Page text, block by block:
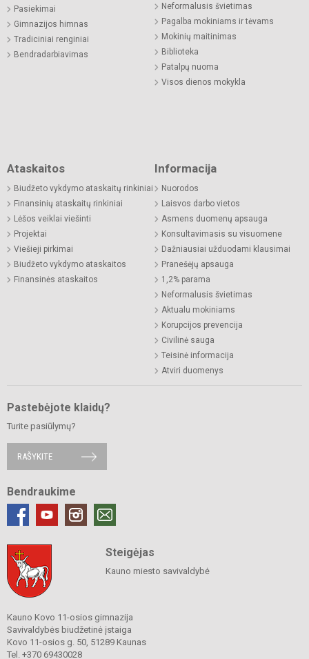
Pasiekimai
Gimnazijos himnas
Tradiciniai renginiai
Bendradarbiavimas
Neformalusis švietimas
Pagalba mokiniams ir tėvams
Mokinių maitinimas
Biblioteka
Patalpų nuoma
Visos dienos mokykla
Ataskaitos
Biudžeto vykdymo ataskaitų rinkiniai
Finansinių ataskaitų rinkiniai
Lėšos veiklai viešinti
Projektai
Viešieji pirkimai
Biudžeto vykdymo ataskaitos
Finansinės ataskaitos
Informacija
Nuorodos
Laisvos darbo vietos
Asmens duomenų apsauga
Konsultavimasis su visuomene
Dažniausiai užduodami klausimai
Pranešėjų apsauga
1,2% parama
Neformalusis švietimas
Aktualu mokiniams
Korupcijos prevencija
Civilinė sauga
Teisinė informacija
Atviri duomenys
Pastebėjote klaidų?
Turite pasiūlymų?
RAŠYKITE
Bendraukime
Steigėjas
Kauno miesto savivaldybė
Kauno Kovo 11-osios gimnazija
Savivaldybės biudžetinė įstaiga
Kovo 11-osios g. 50, 51289 Kaunas
Tel. +370 69430028